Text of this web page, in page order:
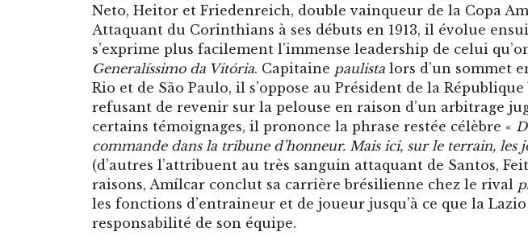
Neto, Heitor et Friedenreich, double vainqueur de la Copa
Attaquant du Corinthians à ses débuts en 1913, il évolue
s’exprime plus facilement l’immense leadership de celui
Generalíssimo da Vitória. Capitaine paulista lors d’un sommet
Rio et de São Paulo, il s’oppose au Président de la
refusant de revenir sur la pelouse en raison d’un arbitrage
certains témoignages, il prononce la phrase restée célèbre «
commande dans la tribune d’honneur. Mais ici, sur le terrain, les
(d’autres l’attribuent au très sanguin attaquant de Santos,
raisons, Amílcar conclut sa carrière brésilienne chez le rival
les fonctions d’entraineur et de joueur jusqu’à ce que la
responsabilité de son équipe.